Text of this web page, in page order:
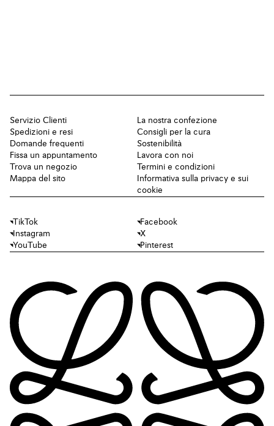
Servizio Clienti
Spedizioni e resi
Domande frequenti
Fissa un appuntamento
Trova un negozio
Mappa del sito
La nostra confezione
Consigli per la cura
Sostenibilità
Lavora con noi
Termini e condizioni
Informativa sulla privacy e sui
cookie
TikTok
Facebook
Instagram
X
YouTube
Pinterest